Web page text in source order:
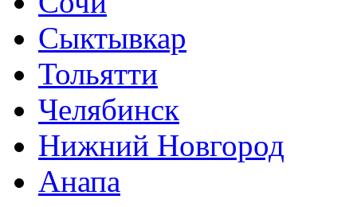
Сыктывкар
Тольятти
Челябинск
Нижний Новгород
Анапа